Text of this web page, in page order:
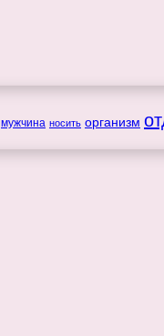
мужчина носить организм